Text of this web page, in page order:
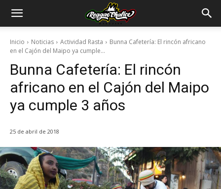
Inicio Noticias Actividad Rasta
Bunna Cafetería: El rincón africano
en el Cajón del Maipo ya cumple...
Bunna Cafetería: El rincón
africano en el Cajón del Maipo
ya cumple 3 años
25 de abril de 2018